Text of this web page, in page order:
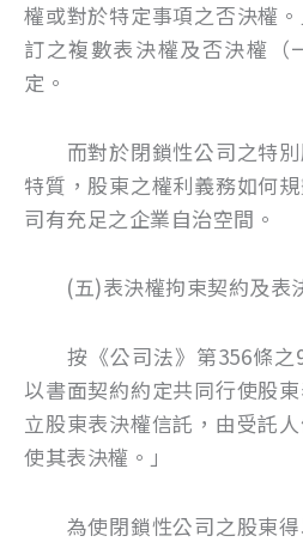
權或對於特定事項之否決權
訂之複數表決權及否決權（
定。
而對於閉鎖性公司之特別
特質，股東之權利義務如何
司有充足之企業自治空間。
(五)表決權拘束契約及表
按《公司法》第356條之
以書面契約約定共同行使股
立股東表決權信託，由受託
使其表決權。」
為使閉鎖性公司之股東得